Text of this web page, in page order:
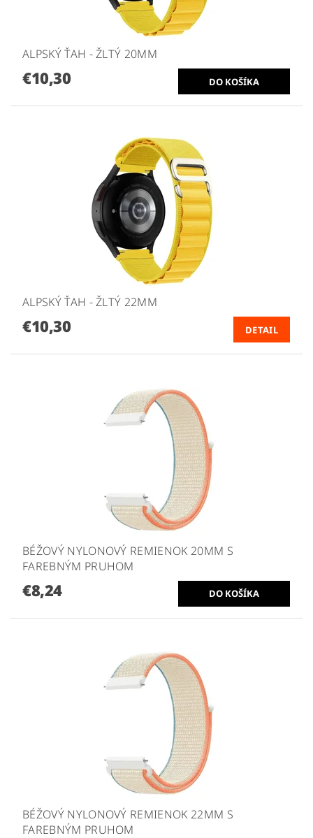
ALPSKÝ ŤAH - ŽLTÝ 20MM
€10,30
ALPSKÝ ŤAH - ŽLTÝ 22MM
€10,30 DETAIL
BÉŽOVÝ NYLONOVÝ REMIENOK 20MM S
FAREBNÝM PRUHOM
€8,24
BÉŽOVÝ NYLONOVÝ REMIENOK 22MM S
FAREBNÝM PRUHOM